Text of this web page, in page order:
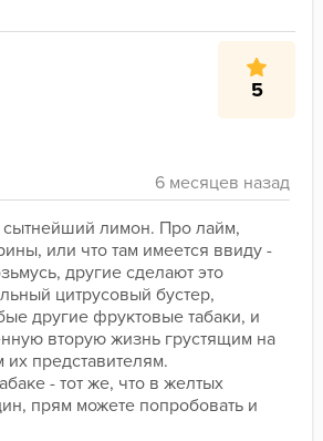
5
лимон. Про лайм,
или что там имеется ввиду -
другие сделают это
цитрусовый бустер,
другие фруктовые табаки, и
вторую жизнь грустящим на
представителям.
- тот же, что в желтых
прям можете попробовать и